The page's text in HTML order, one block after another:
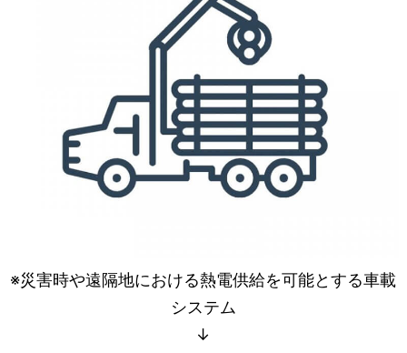
※災害時や遠隔地における熱電供給を可能とする車載
システム
↓